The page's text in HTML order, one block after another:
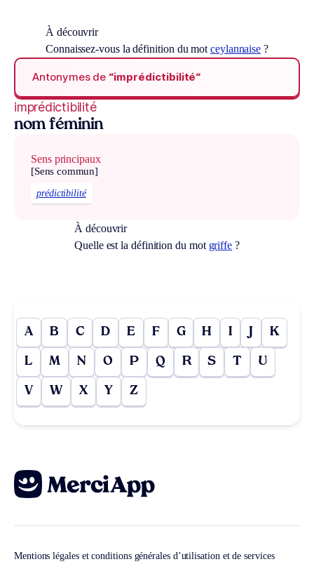
À découvrir
Connaissez-vous la définition du motceylannaise ?
Antonymes de “imprédictibilité“
imprédictibilité
nom féminin
Sens principaux
[Sens commun]
prédictibilité
À découvrir
Quelle est la définition du mot griffe ?
A B C D E F G H I J K
L M N O P Q R S T U
V W X Y Z
Mentions légales et conditions générales d’utilisation et de services